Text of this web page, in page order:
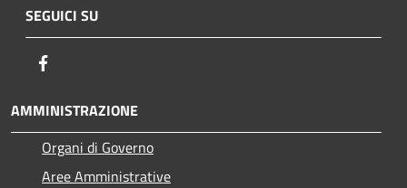
SEGUICI SU
AMMINISTRAZIONE
Organi di Governo
Aree Amministrative